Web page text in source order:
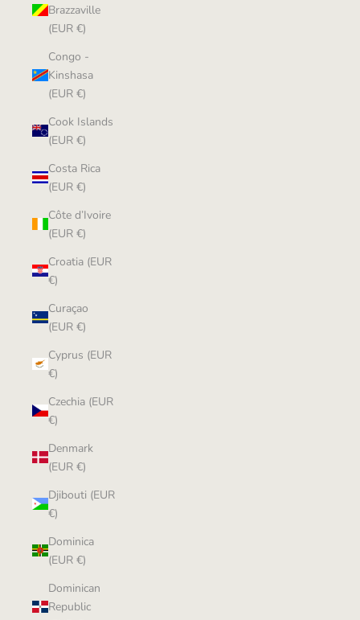
Brazzaville
(EUR €)
Congo -
Kinshasa
(EUR €)
Cook Islands
(EUR €)
Costa Rica
(EUR €)
Côte d’Ivoire
(EUR €)
Croatia (EUR
€)
Curaçao
(EUR €)
Cyprus (EUR
€)
Czechia (EUR
€)
Denmark
(EUR €)
Djibouti (EUR
€)
Dominica
(EUR €)
Dominican
Republic